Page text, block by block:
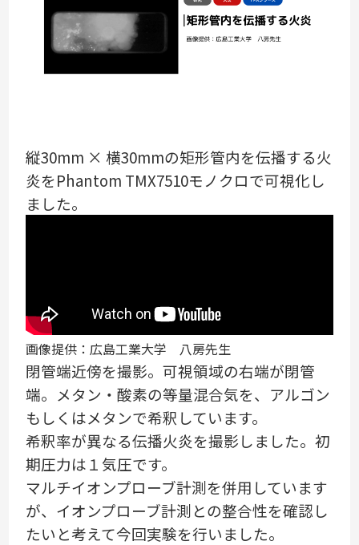
縦30mm × 横30mmの矩形管内を伝播する火
炎をPhantom TMX7510モノクロで可視化し
ました。
画像提供：広島工業大学 八房先生
閉管端近傍を撮影。可視領域の右端が閉管
端。メタン・酸素の等量混合気を、アルゴン
もしくはメタンで希釈しています。
希釈率が異なる伝播火炎を撮影しました。初
期圧力は１気圧です。
マルチイオンプローブ計測を併用しています
が、イオンプローブ計測との整合性を確認し
たいと考えて今回実験を行いました。